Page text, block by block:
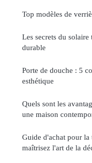
Top modèles de
Les secrets du
durable
Porte de douche : 5
esthétique
Quels sont les
une maison
Guide d'achat pour
maîtrisez l'art de la